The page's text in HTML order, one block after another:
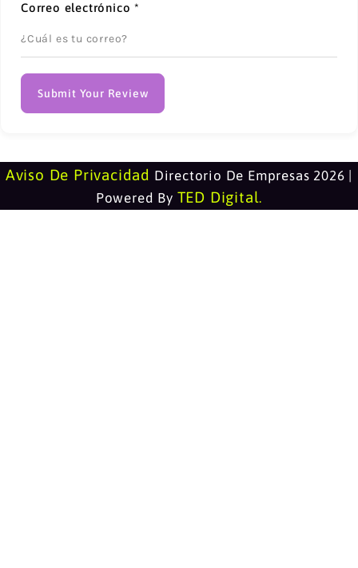
Correo electrónico*
Submit Your Review
Aviso De Privacidad Directorio De Empresas 2026 |
Powered By TED Digital.